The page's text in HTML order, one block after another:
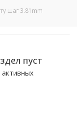
шаг 3.81mm
пуст